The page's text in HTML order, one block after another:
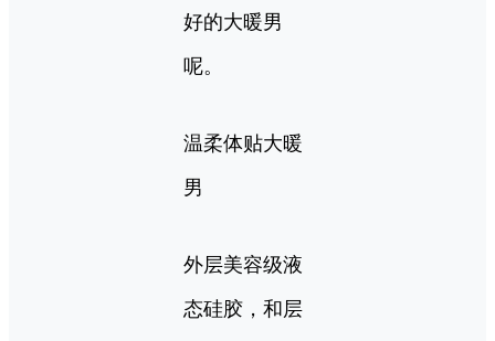
好的大暖男
呢。
温柔体贴大暖
男
外层美容级液
态硅胶，和层